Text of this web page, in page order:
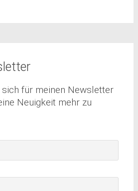
sich für meinen Newsletter
Neuigkeit mehr zu